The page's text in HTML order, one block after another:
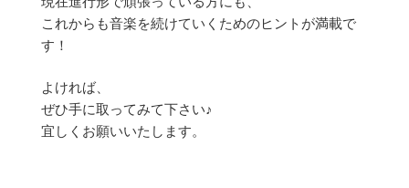
これからも音楽を続けていくためのヒントが満載で
す！
よければ、
ぜひ手に取ってみて下さい♪
宜しくお願いいたします。